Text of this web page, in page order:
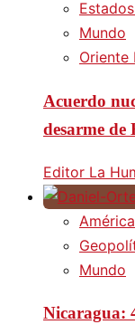
Mundo
Oriente
Acuerdo
desarme
Editor La
Mundo
Nicaragua: